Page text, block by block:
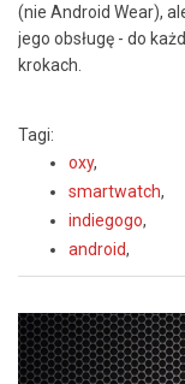
(nie Android Wear),
jego obsługę - do
krokach.
Tagi:
oxy,
smartwatch,
indiegogo,
android,